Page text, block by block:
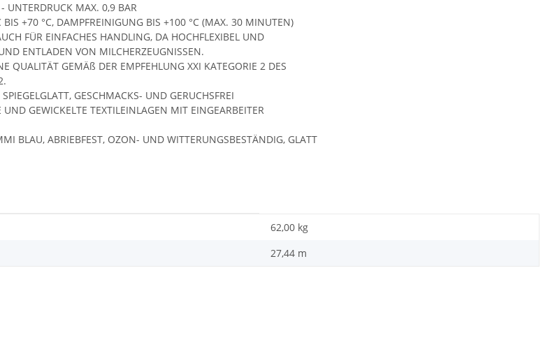
UNTERDRUCK MAX. 0,9 BAR
BIS +70 °C, DAMPFREINIGUNG BIS +100 °C (MAX. 30 MINUTEN)
FÜR EINFACHES HANDLING, DA HOCHFLEXIBEL UND
ENTLADEN VON MILCHERZEUGNISSEN.
QUALITÄT GEMÄß DER EMPFEHLUNG XXI KATEGORIE 2 DES
GESCHMACKS- UND GERUCHSFREI
GEWICKELTE TEXTILEINLAGEN MIT EINGEARBEITER
BLAU, ABRIEBFEST, OZON- UND WITTERUNGSBESTÄNDIG, GLATT
62,00 kg
27,44 m